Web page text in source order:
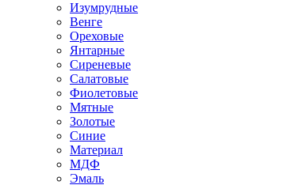
Изумрудные
Венге
Ореховые
Янтарные
Сиреневые
Салатовые
Фиолетовые
Мятные
Золотые
Синие
Материал
МДФ
Эмаль